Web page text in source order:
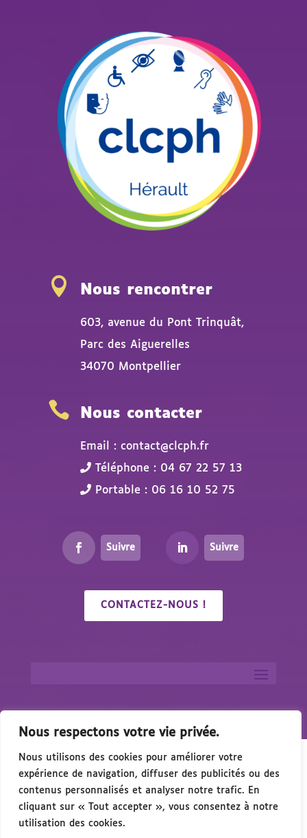
Nous respectons votre vie privée.
Nous utilisons des cookies pour améliorer votre
expérience de navigation, diffuser des publicités ou des
contenus personnalisés et analyser notre trafic. En
cliquant sur « Tout accepter », vous consentez à notre
utilisation des cookies.
 Nous rencontrer
603, avenue du Pont Trinquât,
Parc des Aiguerelles
34070 Montpellier
 Nous contacter
Email : contact@clcph.fr
Téléphone : 04 67 22 57 13
Portable : 06 16 10 52 75
Suivre Suivre
CONTACTEZ-NOUS !
🎉 Congrés/Salon du Handicap & de